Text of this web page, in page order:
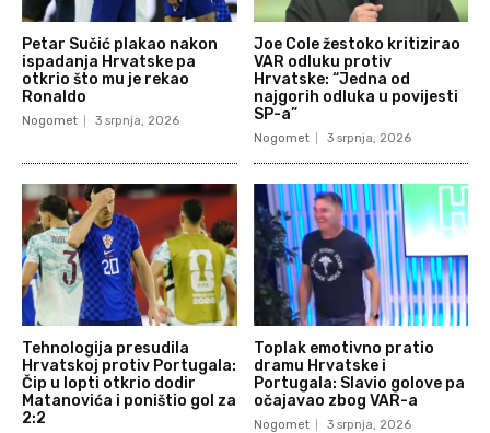
Petar Sučić plakao nakon
ispadanja Hrvatske pa
otkrio što mu je rekao
Ronaldo
Nogomet 3 srpnja, 2026
Joe Cole žestoko kritizirao
VAR odluku protiv
Hrvatske: “Jedna od
najgorih odluka u povijesti
SP-a”
Nogomet 3 srpnja, 2026
Tehnologija presudila
Hrvatskoj protiv Portugala:
Čip u lopti otkrio dodir
Matanovića i poništio gol za
2:2
Toplak emotivno pratio
dramu Hrvatske i
Portugala: Slavio golove pa
očajavao zbog VAR-a
Nogomet 3 srpnja, 2026